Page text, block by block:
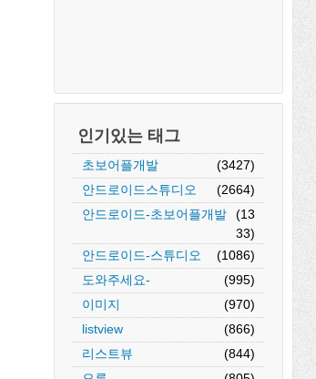
인기있는 태그
초보어플개발
(3427)
안드로이드스튜디오
(2664)
안드로이드-초보어플개발
(13
33)
안드로이드-스튜디오
(1086)
도와주세요-
(995)
이미지
(970)
listview
(866)
리스트뷰
(844)